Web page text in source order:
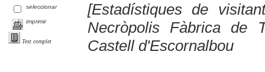
seleccionar
imprimir
Text complet
[Estadístiques de
Necròpolis Fàbrica de
Castell d'Escornalbou